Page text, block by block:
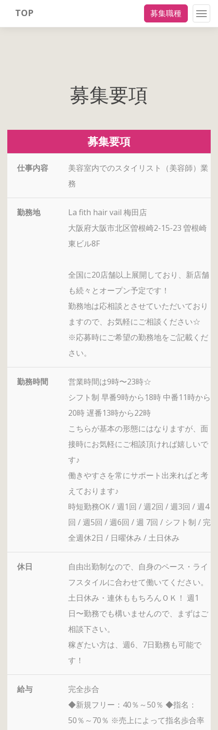
TOP 募集職種
募集要項
募集要項
仕事内容
美容室内でのスタイリスト（美容師）業
務
勤務地
La fith hair vail 梅田店
大阪府大阪市北区曽根崎2-15-23 曽根崎
東ビル8F
全国に20店舗以上展開しており、新店舗
も続々とオープン予定です！
勤務地は応相談とさせていただいており
ますので、お気軽にご相談ください☆
※応募時にご希望の勤務地をご記載くだ
さい。
勤務時間
営業時間は9時〜23時☆
シフト制 早番9時から18時 中番11時から
20時 遅番13時から22時
こちらが基本の形態にはなりますが、面
接時にお気軽にご相談頂ければ嬉しいで
す♪
働きやすさを常にサポート出来ればと考
えております♪
時短勤務OK / 週1回 / 週2回 / 週3回 / 週4
回 / 週5回 / 週6回 / 週 7回 / シフト制 / 完
全週休2日 / 日曜休み / 土日休み
休日
自由出勤制なので、自身のペース・ライ
フスタイルに合わせて働いてください。
土日休み・連休ももちろんＯＫ！ 週1
日〜勤務でも構いませんので、まずはご
相談下さい。
稼ぎたい方は、週6、7日勤務も可能で
す！
給与
完全歩合
◆新規フリー：40％～50％ ◆指名：
50％～70％ ※売上によって指名歩合率